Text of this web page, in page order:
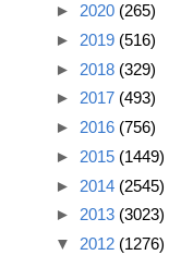
► 2020 (265)
► 2019 (516)
► 2018 (329)
► 2017 (493)
► 2016 (756)
► 2015 (1449)
► 2014 (2545)
► 2013 (3023)
▼ 2012 (1276)